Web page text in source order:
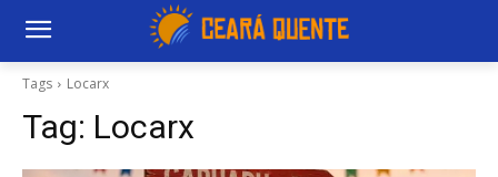
Tags Locarx
Tag: Locarx